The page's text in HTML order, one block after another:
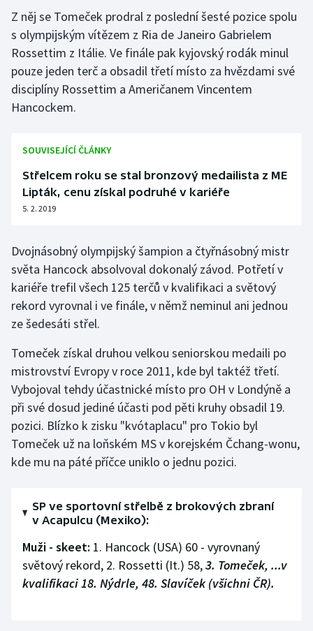
Jezdectví
Judo
Krasobruslení
Lyže a snowboard
Moderní pětiboj
Olympijské hry
Parasport
Plážový volejbal
Ragby
Rychlobruslení
Short track
Sportovní střelba
Stolní tenis
Z něj se Tomeček prodral z poslední šesté pozice spolu
s olympijským vítězem z Ria de Janeiro Gabrielem
Rossettim z Itálie. Ve finále pak kyjovský rodák minul
pouze jeden terč a obsadil třetí místo za hvězdami své
disciplíny Rossettim a Američanem Vincentem
Hancockem.
SOUVISEJÍCÍ ČLÁNKY
Střelcem roku se stal bronzový medailista z ME
Lipták, cenu získal podruhé v kariéře
5. 2. 2019
Dvojnásobný olympijský šampion a čtyřnásobný mistr
světa Hancock absolvoval dokonalý závod. Potřetí v
kariéře trefil všech 125 terčů v kvalifikaci a světový
rekord vyrovnal i ve finále, v němž neminul ani jednou
ze šedesáti střel.
Tomeček získal druhou velkou seniorskou medaili po
mistrovství Evropy v roce 2011, kde byl taktéž třetí.
Vybojoval tehdy účastnické místo pro OH v Londýně a
při své dosud jediné účasti pod pěti kruhy obsadil 19.
pozici. Blízko k zisku "kvótaplacu" pro Tokio byl
Tomeček už na loňském MS v korejském Čchang-wonu,
kde mu na páté příčce uniklo o jednu pozici.
SP ve sportovní střelbě z brokových zbraní
v Acapulcu (Mexiko):
Muži - skeet: 1. Hancock (USA) 60 - vyrovnaný
světový rekord, 2. Rossetti (It.) 58,3. Tomeček, ...v
kvalifikaci 18. Nýdrle, 48. Slavíček (všichni ČR).